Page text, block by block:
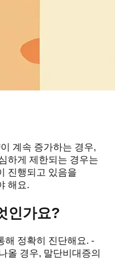
계속 증가하는 경우,
하게 제한되는 경우는
진행되고 있음을
해요.
인가요?
해 정확히 진단해요. -
올 경우, 말단비대증의